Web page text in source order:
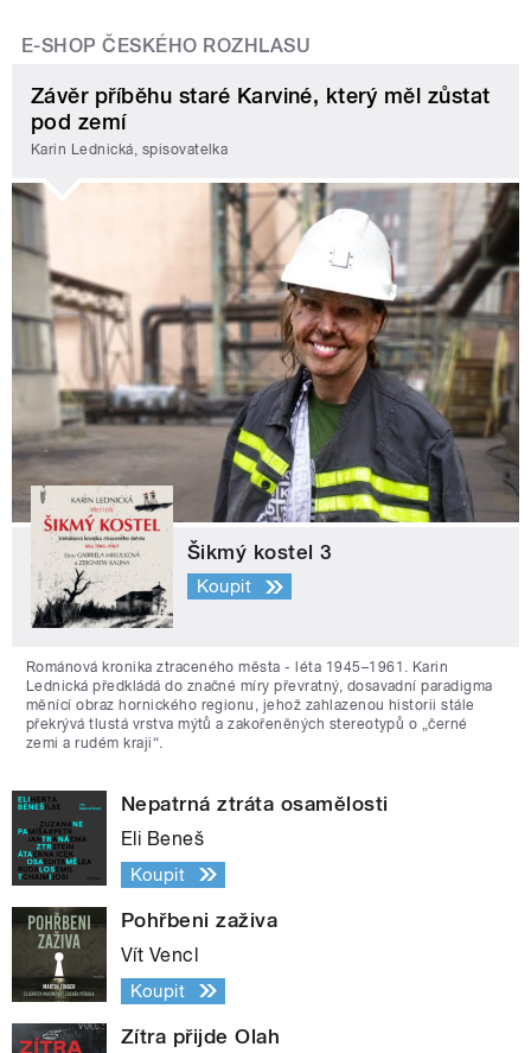
E-SHOP ČESKÉHO ROZHLASU
Závěr příběhu staré Karviné, který měl zůstat
pod zemí
Karin Lednická, spisovatelka
Šikmý kostel 3
Koupit
Románová kronika ztraceného města - léta 1945–1961. Karin
Lednická předkládá do značné míry převratný, dosavadní paradigma
měnící obraz hornického regionu, jehož zahlazenou historii stále
překrývá tlustá vrstva mýtů a zakořeněných stereotypů o „černé
zemi a rudém kraji“.
Nepatrná ztráta osamělosti
Eli Beneš
Koupit
Pohřbeni zaživa
Vít Vencl
Koupit
Zítra přijde Olah